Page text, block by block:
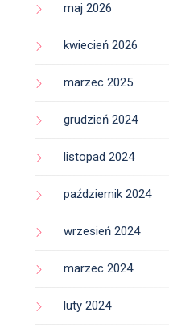
maj 2026
kwiecień 2026
marzec 2025
grudzień 2024
listopad 2024
październik 2024
wrzesień 2024
marzec 2024
luty 2024